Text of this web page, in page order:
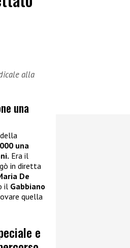
alla
una
una
Era il
in diretta
De
il Gabbiano
quella
e